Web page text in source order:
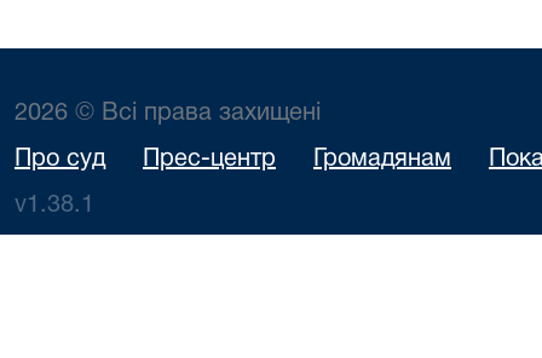
2026 © Всі права захищені
Про суд Прес-центр Громадянам
v1.38.1